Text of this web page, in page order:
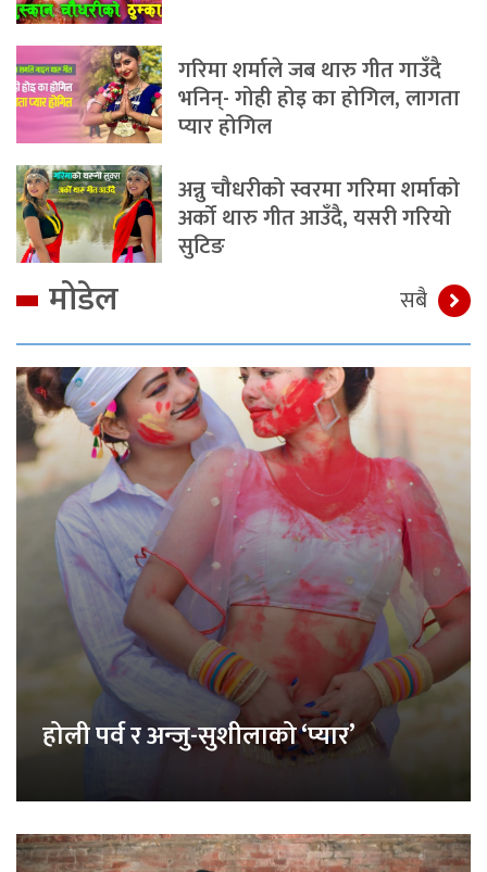
गरिमा शर्माले जब थारु गीत गाउँदै
भनिन्- गोही होइ का होगिल, लागता
प्यार होगिल
अन्नु चौधरीको स्वरमा गरिमा शर्माको
अर्को थारु गीत आउँदै, यसरी गरियो
सुटिङ
मोडेल सबै
होली पर्व र अन्जु-सुशीलाको ‘प्यार’